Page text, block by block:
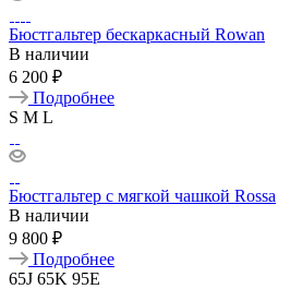
Бюстгальтер бескаркасный Rowan
В наличии
6 200 ₽
Подробнее
S M L
Бюстгальтер с мягкой чашкой Rossa
В наличии
9 800 ₽
Подробнее
65J 65K 95E